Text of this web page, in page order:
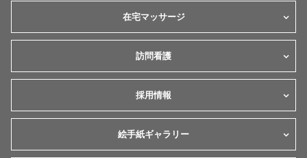
在宅マッサージ
訪問看護
採用情報
絵手紙ギャラリー